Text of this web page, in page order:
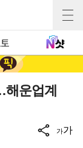
운업계
가가